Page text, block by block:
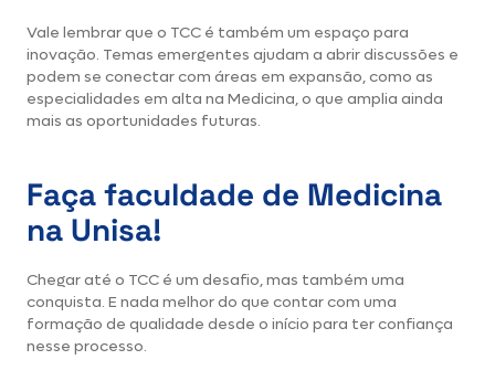
Vale lembrar que o TCC é também um espaço para
inovação. Temas emergentes ajudam a abrir discussões e
podem se conectar com áreas em expansão, como as
especialidades em alta na Medicina, o que amplia ainda
mais as oportunidades futuras.
Faça faculdade de Medicina
na Unisa!
Chegar até o TCC é um desafio, mas também uma
conquista. E nada melhor do que contar com uma
formação de qualidade desde o início para ter confiança
nesse processo.